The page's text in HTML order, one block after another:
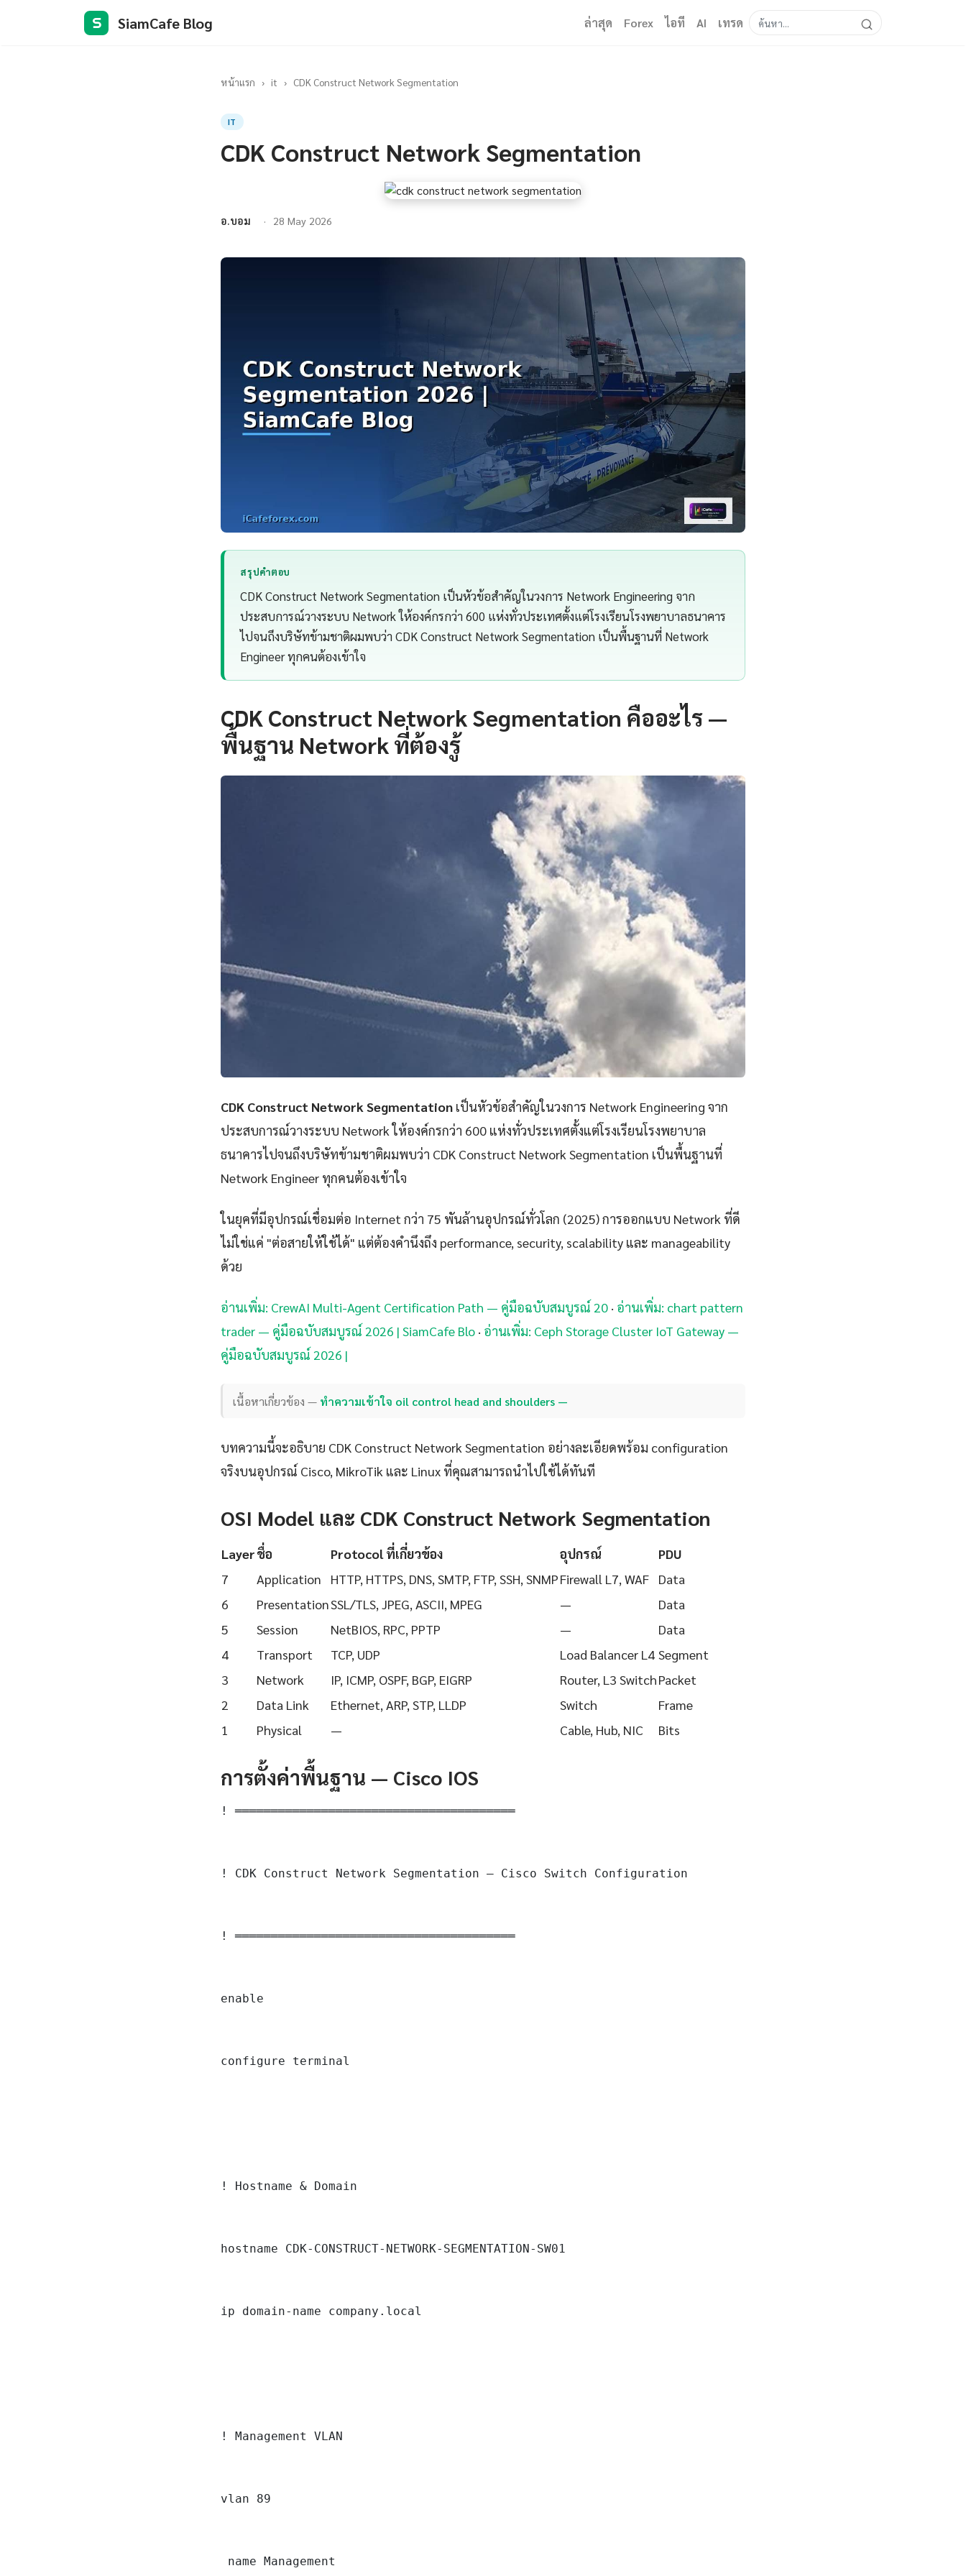
S SiamCafe Blog ล่าสุด Forex ไอที AI เทรด
หน้าแรก › it › CDK Construct Network Segmentation
IT
CDK Construct Network Segmentation
อ.บอม 28 May 2026
สรุปคำตอบ
CDK Construct Network Segmentation เป็นหัวข้อสำคัญในวงการ Network Engineering จาก
ประสบการณ์วางระบบ Network ให้องค์กรกว่า 600 แห่งทั่วประเทศตั้งแต่โรงเรียนโรงพยาบาลธนาคาร
ไปจนถึงบริษัทข้ามชาติผมพบว่า CDK Construct Network Segmentation เป็นพื้นฐานที่ Network
Engineer ทุกคนต้องเข้าใจ
CDK Construct Network Segmentation คืออะไร —
พื้นฐาน Network ที่ต้องรู้
CDK Construct Network Segmentation เป็นหัวข้อสำคัญในวงการ Network Engineering จาก
ประสบการณ์วางระบบ Network ให้องค์กรกว่า 600 แห่งทั่วประเทศตั้งแต่โรงเรียนโรงพยาบาล
ธนาคารไปจนถึงบริษัทข้ามชาติผมพบว่า CDK Construct Network Segmentation เป็นพื้นฐานที่
Network Engineer ทุกคนต้องเข้าใจ
ในยุคที่มีอุปกรณ์เชื่อมต่อ Internet กว่า 75 พันล้านอุปกรณ์ทั่วโลก (2025) การออกแบบ Network ที่ดี
ไม่ใช่แค่ "ต่อสายให้ใช้ได้" แต่ต้องคำนึงถึง performance, security, scalability และ manageability
ด้วย
อ่านเพิ่ม: CrewAI Multi-Agent Certification Path — คู่มือฉบับสมบูรณ์ 20 · อ่านเพิ่ม: chart pattern
trader — คู่มือฉบับสมบูรณ์ 2026 | SiamCafe Blo · อ่านเพิ่ม: Ceph Storage Cluster IoT Gateway —
คู่มือฉบับสมบูรณ์ 2026 |
เนื้อหาเกี่ยวข้อง — ทำความเข้าใจ oil control head and shoulders —
บทความนี้จะอธิบาย CDK Construct Network Segmentation อย่างละเอียดพร้อม configuration
จริงบนอุปกรณ์ Cisco, MikroTik และ Linux ที่คุณสามารถนำไปใช้ได้ทันที
OSI Model และ CDK Construct Network Segmentation
Layerชื่อ Protocol ที่เกี่ยวข้อง อุปกรณ์
PDU
7
Application HTTP, HTTPS, DNS, SMTP, FTP, SSH, SNMPFirewall L7, WAF
Data
6
PresentationSSL/TLS, JPEG, ASCII, MPEG —
Data
5
Session NetBIOS, RPC, PPTP —
Data
4
Transport TCP, UDP Load Balancer L4 Segment
3
Network IP, ICMP, OSPF, BGP, EIGRP Router, L3 SwitchPacket
2
Data Link Ethernet, ARP, STP, LLDP Switch
Frame
1
Physical — Cable, Hub, NIC Bits
การตั้งค่าพื้นฐาน — Cisco IOS
! ═══════════════════════════════════════
! CDK Construct Network Segmentation — Cisco Switch Configuration
! ═══════════════════════════════════════
enable
configure terminal
! Hostname & Domain
hostname CDK-CONSTRUCT-NETWORK-SEGMENTATION-SW01
ip domain-name company.local
! Management VLAN
vlan 89
name Management